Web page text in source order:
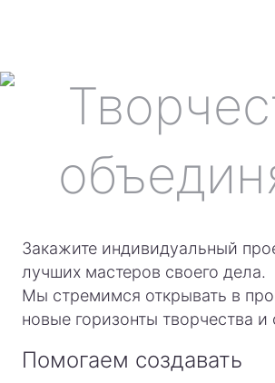
Закажите индивидуальный
лучших мастеров своего дела.
Мы стремимся открывать в
новые горизонты творчества и
Помогаем создавать